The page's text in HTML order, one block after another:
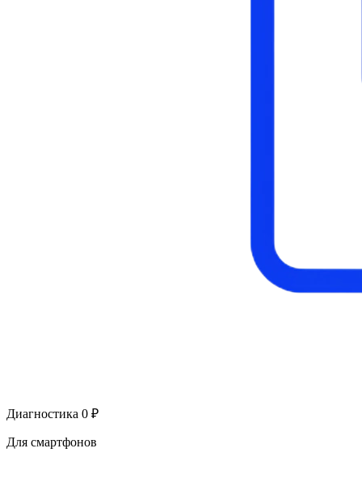
Диагностика 0 ₽
Для смартфонов